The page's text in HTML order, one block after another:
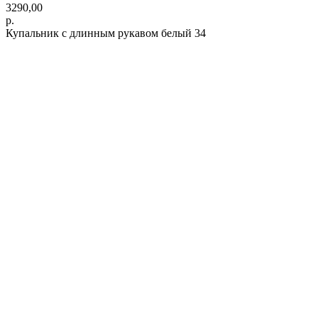
3290,00
р.
Купальник с длинным рукавом белый 34